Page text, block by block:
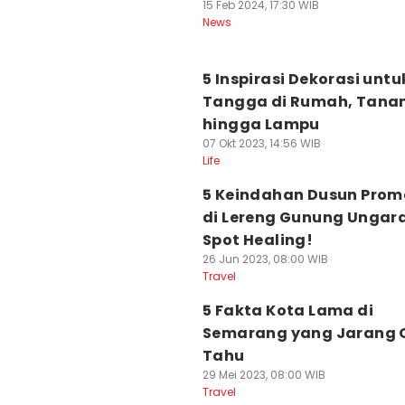
15 Feb 2024, 17:30 WIB
News
5 Inspirasi Dekorasi
Tangga di Rumah,
hingga Lampu
07 Okt 2023, 14:56 WIB
Life
5 Keindahan Dusun
di Lereng Gunung
Spot Healing!
26 Jun 2023, 08:00 WIB
Travel
5 Fakta Kota Lama di
Semarang yang Jarang
Tahu
29 Mei 2023, 08:00 WIB
Travel